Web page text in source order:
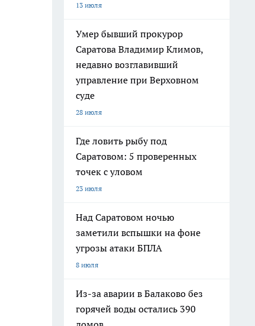
13 июля
Умер бывший прокурор
Саратова Владимир Климов,
недавно возглавивший
управление при Верховном
суде
28 июля
Где ловить рыбу под
Саратовом: 5 проверенных
точек с уловом
23 июля
Над Саратовом ночью
заметили вспышки на фоне
угрозы атаки БПЛА
8 июля
Из-за аварии в Балаково без
горячей воды остались 390